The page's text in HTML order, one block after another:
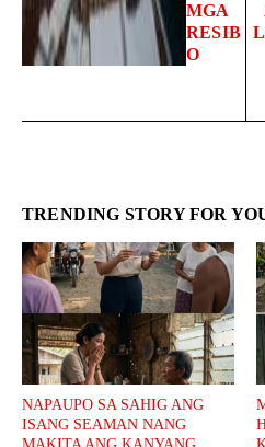
MGA
RESIB
O
TRENDING STORY FOR
NAPAUPO SA SAHIG ANG
ISANG SEAMAN NANG